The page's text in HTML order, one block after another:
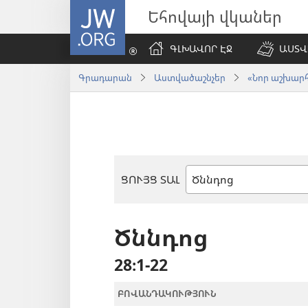
JW.ORG Եհովայի վկաներ
ԳԼԽԱՎՈՐ ԷՋ
Գրադարան Աստվածաշնչեր «Նոր
ՑՈՒՅՑ ՏԱԼ
Աստվածաշնչյան
Ծննդոց
28։1-22
ԲՈՎԱՆԴԱԿՈՒԹՅՈՒՆ